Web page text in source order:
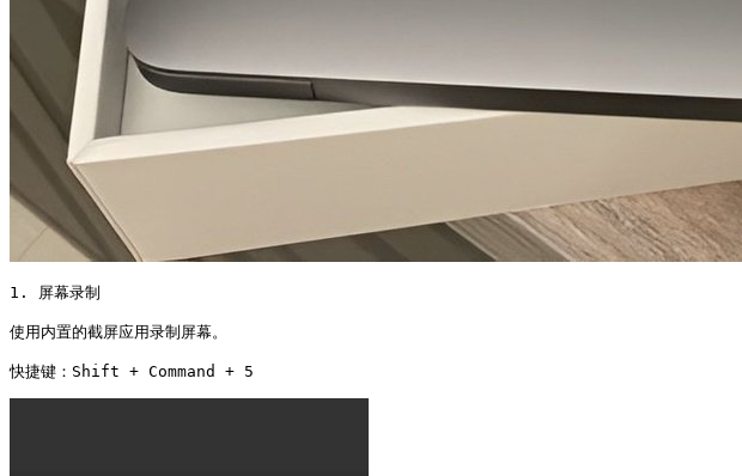
1. 屏幕录制
使用内置的截屏应用录制屏幕。
快捷键：Shift + Command + 5